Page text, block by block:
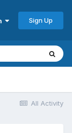
Sign Up
All Activity